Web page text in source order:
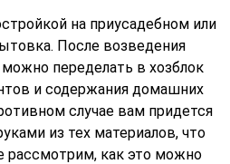
на приусадебном или
После возведения
переделать в хозблок
и содержания домашних
случае вам придется
из тех материалов, что
рассмотрим, как это можно